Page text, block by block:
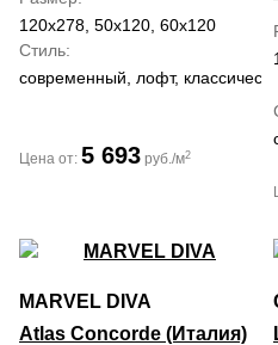
120x278, 50x120, 60x120
Стиль
современный, лофт,
Цена от: 5 693 руб./м2
MARVEL DIVA
Atlas Concorde (Италия)